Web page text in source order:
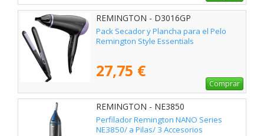
REMINGTON - D3016GP
Pack Secador y Plancha para el Pelo
Remington Style Essentials
27,75 €
Comprar
REMINGTON - NE3850
Perfilador Remington NANO Series
NE3850/ a Pilas/ 3 Accesorios